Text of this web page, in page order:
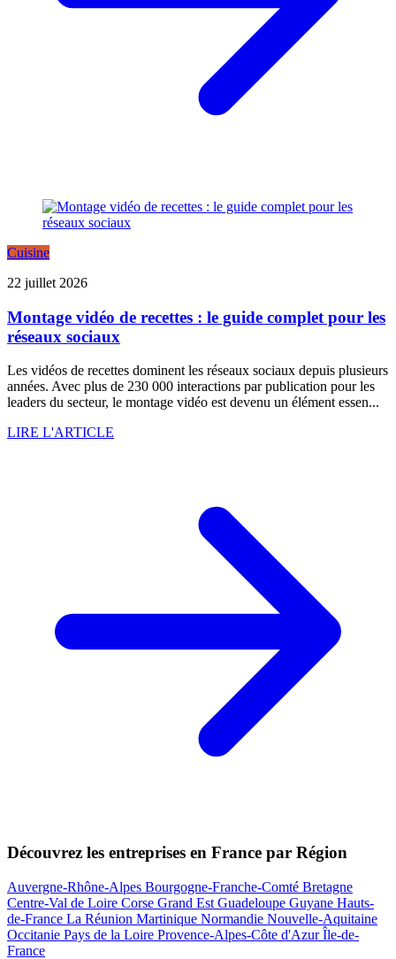
Cuisine
22 juillet 2026
Montage vidéo de recettes : le guide complet pour les
réseaux sociaux
Les vidéos de recettes dominent les réseaux sociaux depuis plusieurs
années. Avec plus de 230 000 interactions par publication pour les
leaders du secteur, le montage vidéo est devenu un élément essen...
LIRE L'ARTICLE
Découvrez les entreprises en France par Région
Auvergne-Rhône-Alpes Bourgogne-Franche-Comté Bretagne
Centre-Val de Loire Corse Grand Est Guadeloupe Guyane Hauts-
de-France La Réunion Martinique Normandie Nouvelle-Aquitaine
Occitanie Pays de la Loire Provence-Alpes-Côte d'AzurÎle-de-
France